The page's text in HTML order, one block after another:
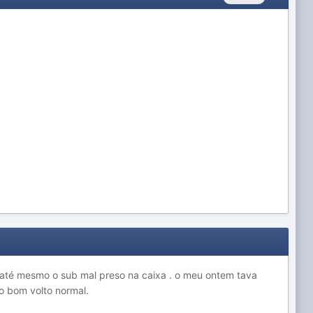
mesmo o sub mal preso na caixa . o meu ontem tava
bom volto normal.